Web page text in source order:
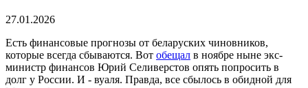
27.01.2026
Есть финансовые прогнозы от беларуских чиновников,
которые всегда сбываются. Вот обещал в ноябре ныне экс-
министр финансов Юрий Селиверстов опять попросить в
долг у России. И - вуаля. Правда, все сбылось в обидной для